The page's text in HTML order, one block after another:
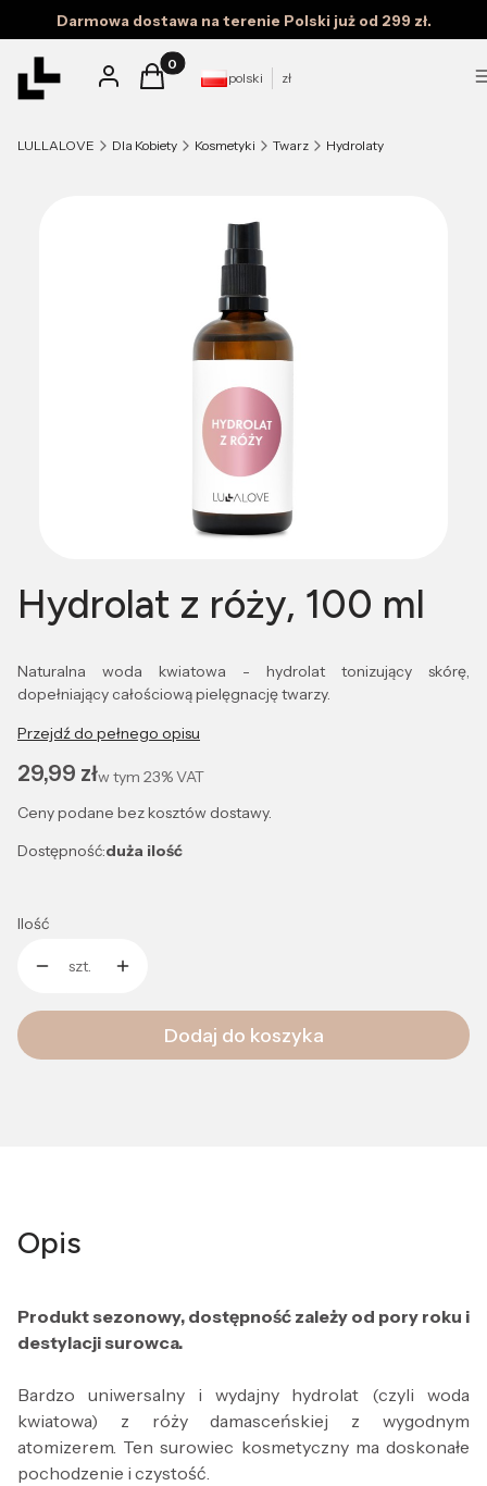
Darmowa dostawa na terenie Polski już od 299 zł.
Zaloguj sięProdukty w koszyku: 0. Zobacz szczegóły
Koszyk polski zł
LULLALOVE Dla Kobiety Kosmetyki Twarz Hydrolaty
Hydrolat z róży, 100 ml
Naturalna woda kwiatowa - hydrolat tonizujący skórę,
dopełniający całościową pielęgnację twarzy.
Przejdź do pełnego opisu
Cena
29,99 złw tym 23%VAT
Ceny podane bez kosztów dostawy.
Dostępność:duża ilość
Ilość
szt.
Dodaj do koszyka
Opis
Produkt sezonowy, dostępność zależy od pory roku i
destylacji surowca.
Bardzo uniwersalny i wydajny hydrolat (czyli woda
kwiatowa) z róży damasceńskiej z wygodnym
atomizerem. Ten surowiec kosmetyczny ma doskonałe
pochodzenie i czystość.